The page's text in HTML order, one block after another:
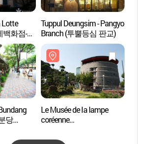
Lotte
백화점-
Tuppul Deungsim - Pangyo
Branch (투뿔등심 판교)
당
Le Musée de la lampe
coréenne